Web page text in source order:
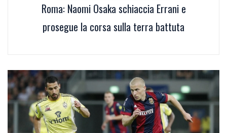
Roma: Naomi Osaka schiaccia Errani e
prosegue la corsa sulla terra battuta